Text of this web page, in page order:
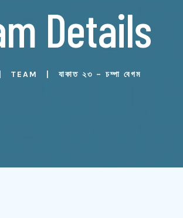
Details
TEAM যাকাত ২৩ – চম্পা বেগম